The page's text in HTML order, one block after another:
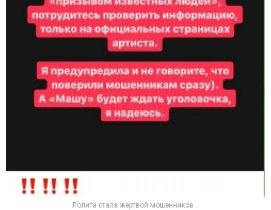
Лолита стала жертвой мошенников